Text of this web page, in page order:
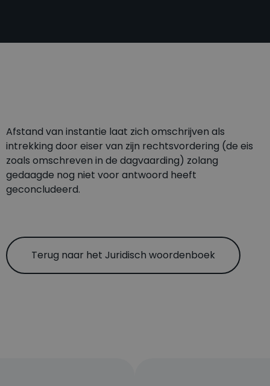
Afstand van instantie laat zich omschrijven als
intrekking door eiser van zijn rechtsvordering (de eis
zoals omschreven in de dagvaarding) zolang
gedaagde nog niet voor antwoord heeft
geconcludeerd.
Terug naar het Juridisch woordenboek